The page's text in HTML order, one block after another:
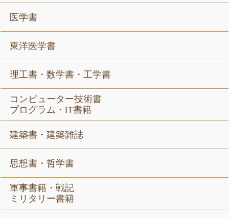
医学書
東洋医学書
理工書・数学書・工学書
コンピューター技術書
プログラム・IT書籍
建築書・建築雑誌
思想書・哲学書
軍事書籍・戦記
ミリタリー書籍